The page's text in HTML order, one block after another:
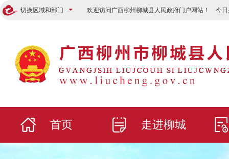
切换区域和部门 欢迎访问广西柳州柳城县人民政府门户网站！ 今日
首页 走进柳城